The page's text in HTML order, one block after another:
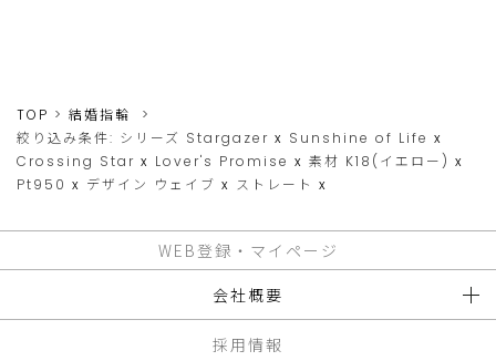
TOP
結婚指輪
絞り込み条件: シリーズ Stargazer x Sunshine of Life x
Crossing Star x Lover's Promise x 素材 K18(イエロー) x
Pt950 x デザイン ウェイブ x ストレート x
WEB登録・マイページ
会社概要
採用情報